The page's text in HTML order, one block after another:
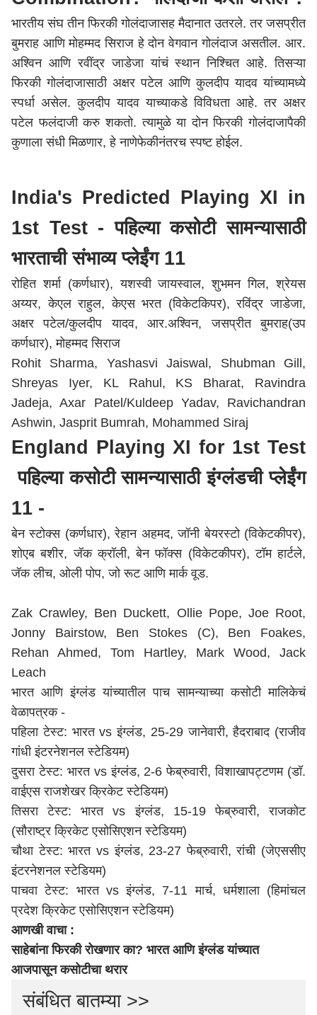
भारतीय संघ तीन फिरकी गोलंदाजासह मैदानात उतरले. तर जसप्रीत
बुमराह आणि मोहम्मद सिराज हे दोन वेगवान गोलंदाज असतील. आर.
अश्विन आणि रवींद्र जाडेजा यांचं स्थान निश्चित आहे. तिसऱ्या
फिरकी गोलंदाजासाठी अक्षर पटेल आणि कुलदीप यादव यांच्यामध्ये
स्पर्धा असेल. कुलदीप यादव याच्याकडे विविधता आहे. तर अक्षर
पटेल फलंदाजी करु शकतो. त्यामुळे या दोन फिरकी गोलंदाजापैकी
कुणाला संधी मिळणार, हे नाणेफेकीनंतरच स्पष्ट होईल.
India's Predicted Playing XI in
1st Test - पहिल्या कसोटी सामन्यासाठी
भारताची संभाव्य प्लेईंग 11
रोहित शर्मा (कर्णधार), यशस्वी जायस्वाल, शुभमन गिल, श्रेयस
अय्यर, केएल राहुल, केएस भरत (विकेटकिपर), रविंद्र जाडेजा,
अक्षर पटेल/कुलदीप यादव, आर.अश्विन, जसप्रीत बुमराह(उप
कर्णधार), मोहम्मद सिराज
Rohit Sharma, Yashasvi Jaiswal, Shubman Gill,
Shreyas Iyer, KL Rahul, KS Bharat, Ravindra
Jadeja, Axar Patel/Kuldeep Yadav, Ravichandran
Ashwin, Jasprit Bumrah, Mohammed Siraj
England Playing XI for 1st Test
पहिल्या कसोटी सामन्यासाठी इंग्लंडची प्लेईंग
11 -
बेन स्टोक्स (कर्णधार), रेहान अहमद, जॉनी बेयरस्टो (विकेटकीपर),
शोएब बशीर, जॅक क्रॉली, बेन फॉक्स (विकेटकीपर), टॉम हार्टले,
जॅक लीच, ओली पोप, जो रूट आणि मार्क वूड.
Zak Crawley, Ben Duckett, Ollie Pope, Joe Root,
Jonny Bairstow, Ben Stokes (C), Ben Foakes,
Rehan Ahmed, Tom Hartley, Mark Wood, Jack
Leach
भारत आणि इंग्लंड यांच्यातील पाच सामन्याच्या कसोटी मालिकेचं
वेळापत्रक -
पहिला टेस्ट: भारत vs इंग्लंड, 25-29 जानेवारी, हैदराबाद (राजीव
गांधी इंटरनेशनल स्टेडियम)
दुसरा टेस्ट: भारत vs इंग्लंड, 2-6 फेब्रुवारी, विशाखापट्टणम (डॉ.
वाईएस राजशेखर क्रिकेट स्टेडियम)
तिसरा टेस्ट: भारत vs इंग्लंड, 15-19 फेब्रुवारी, राजकोट
(सौराष्ट्र क्रिकेट एसोसिएशन स्टेडियम)
चौथा टेस्ट: भारत vs इंग्लंड, 23-27 फेब्रुवारी, रांची (जेएससीए
इंटरनेशनल स्टेडियम)
पाचवा टेस्ट: भारत vs इंग्लंड, 7-11 मार्च, धर्मशाला (हिमांचल
प्रदेश क्रिकेट एसोसिएशन स्टेडियम)
आणखी वाचा :
साहेबांना फिरकी रोखणार का? भारत आणि इंग्लंड यांच्यात
आजपासून कसोटीचा थरार
संबंधित बातम्या >>